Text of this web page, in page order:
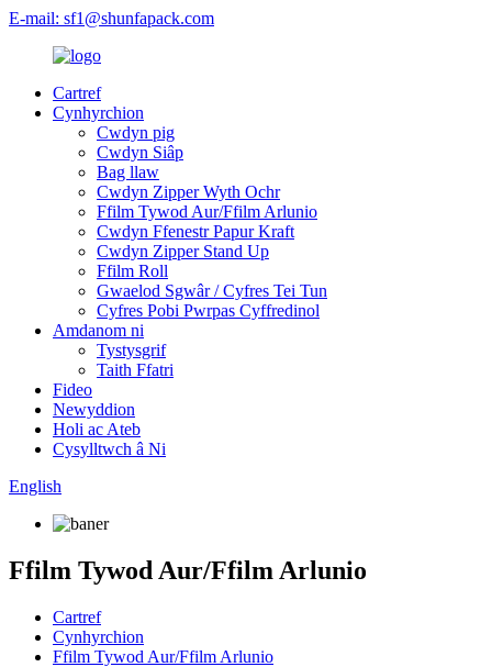
E-mail: sf1@shunfapack.com
Cartref
Cynhyrchion
Cwdyn pig
Cwdyn Siâp
Bag llaw
Cwdyn Zipper Wyth Ochr
Ffilm Tywod Aur/Ffilm Arlunio
Cwdyn Ffenestr Papur Kraft
Cwdyn Zipper Stand Up
Ffilm Roll
Gwaelod Sgwâr / Cyfres Tei Tun
Cyfres Pobi Pwrpas Cyffredinol
Amdanom ni
Tystysgrif
Taith Ffatri
Fideo
Newyddion
Holi ac Ateb
Cysylltwch â Ni
English
Ffilm Tywod Aur/Ffilm Arlunio
Cartref
Cynhyrchion
Ffilm Tywod Aur/Ffilm Arlunio